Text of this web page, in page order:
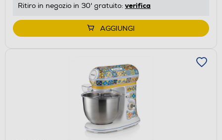
Ritiro in negozio in 30' gratuito: verifica
AGGIUNGI